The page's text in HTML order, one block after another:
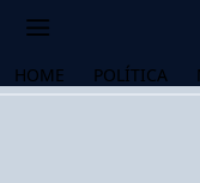
HOME POLÍTICA